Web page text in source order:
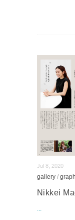
Jul 8, 2020
gallery /
Nikkei
...